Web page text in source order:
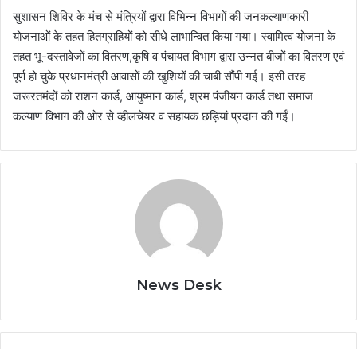
सुशासन शिविर के मंच से मंत्रियों द्वारा विभिन्न विभागों की जनकल्याणकारी
योजनाओं के तहत हितग्राहियों को सीधे लाभान्वित किया गया।​ स्वामित्व योजना के
तहत भू-दस्तावेजों का वितरण,​कृषि व पंचायत विभाग द्वारा उन्नत बीजों का वितरण एवं
पूर्ण हो चुके प्रधानमंत्री आवासों की खुशियों की चाबी सौंपी गई। इसी तरह
जरूरतमंदों को राशन कार्ड, आयुष्मान कार्ड, श्रम पंजीयन कार्ड तथा समाज
कल्याण विभाग की ओर से व्हीलचेयर व सहायक छड़ियां प्रदान की गईं।
News Desk